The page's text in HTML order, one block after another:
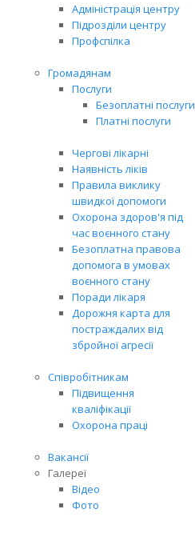
Адміністрація центру
Підрозділи центру
Профспілка
Громадянам
Послуги
Безоплатні послуги
Платні послуги
Чергові лікарні
Наявність ліків
Правила виклику
швидкої допомоги
Охорона здоров'я під
час воєнного стану
Безоплатна правова
допомога в умовах
воєнного стану
Поради лікаря
Дорожня карта для
постраждалих від
збройної агресії
Співробітникам
Підвищення
кваліфікації
Охорона праці
Вакансії
Галереї
Відео
Фото